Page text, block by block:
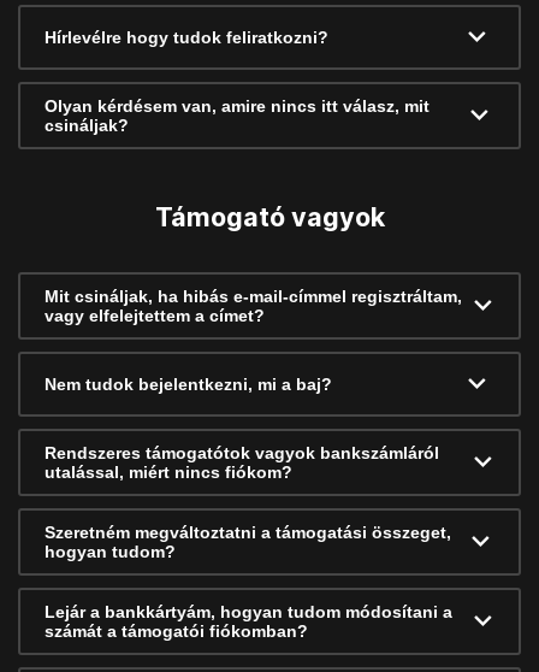
Hírlevélre hogy tudok feliratkozni?
Olyan kérdésem van, amire nincs itt válasz, mit
csináljak?
Támogató vagyok
Mit csináljak, ha hibás e-mail-címmel regisztráltam,
vagy elfelejtettem a címet?
Nem tudok bejelentkezni, mi a baj?
Rendszeres támogatótok vagyok bankszámláról
utalással, miért nincs fiókom?
Szeretném megváltoztatni a támogatási összeget,
hogyan tudom?
Lejár a bankkártyám, hogyan tudom módosítani a
számát a támogatói fiókomban?